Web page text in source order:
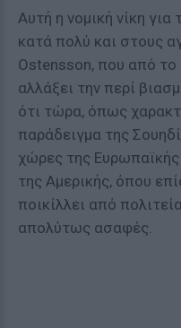
Αυτή η νομική νίκη
κατά πολύ και στους
Ostensson, που από
αλλάξει την περί
ότι τώρα, όπως
παράδειγμα της
χώρες της
της Αμερικής, όπου
ποικίλλει από
απολύτως ασαφές.